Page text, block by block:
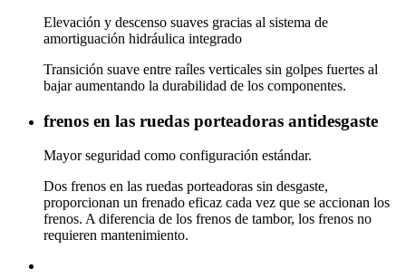
Elevación y descenso suaves gracias al sistema de
amortiguación hidráulica integrado
Transición suave entre raíles verticales sin golpes fuertes al
bajar aumentando la durabilidad de los componentes.
frenos en las ruedas porteadoras antidesgaste
Mayor seguridad como configuración estándar.
Dos frenos en las ruedas porteadoras sin desgaste,
proporcionan un frenado eficaz cada vez que se accionan los
frenos. A diferencia de los frenos de tambor, los frenos no
requieren mantenimiento.